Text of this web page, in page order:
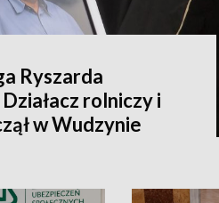
Ryszarda
rolniczy i
w Wudzynie